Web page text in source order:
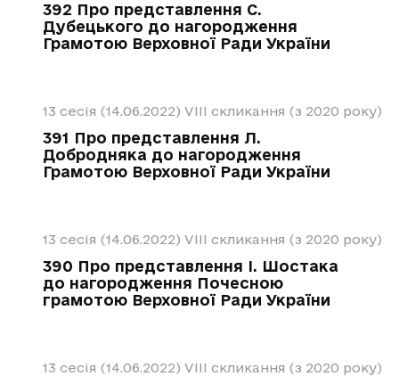
392 Про представлення С.
Дубецького до нагородження
Грамотою Верховної Ради України
13 сесія (14.06.2022) VIII скликання (з 2020 року)
391 Про представлення Л.
Добродняка до нагородження
Грамотою Верховної Ради України
13 сесія (14.06.2022) VIII скликання (з 2020 року)
390 Про представлення І. Шостака
до нагородження Почесною
грамотою Верховної Ради України
13 сесія (14.06.2022) VIII скликання (з 2020 року)